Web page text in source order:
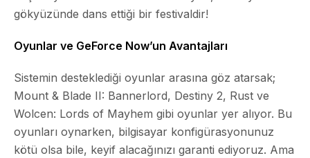
gökyüzünde dans ettiği bir festivaldir!
Oyunlar ve GeForce Now’un Avantajları
Sistemin desteklediği oyunlar arasına göz atarsak;
Mount & Blade II: Bannerlord, Destiny 2, Rust ve
Wolcen: Lords of Mayhem gibi oyunlar yer alıyor. Bu
oyunları oynarken, bilgisayar konfigürasyonunuz
kötü olsa bile, keyif alacağınızı garanti ediyoruz. Ama